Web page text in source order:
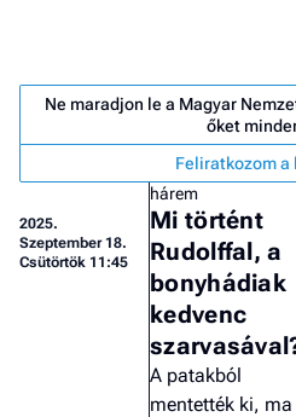
Ne maradjon le a Magyar
őket
Feliratkozom a
2025.
Szeptember 18.
Csütörtök 11:45
hárem
Mi történt
Rudolffal, a
bonyhádiak
kedvenc
A patakból
mentették ki, ma